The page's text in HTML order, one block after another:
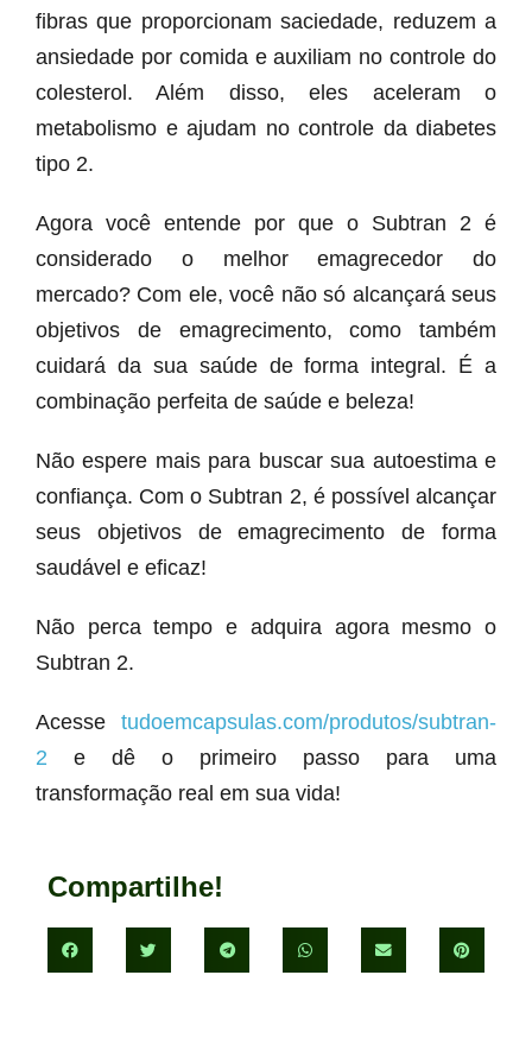
fibras que proporcionam saciedade, reduzem a
ansiedade por comida e auxiliam no controle do
colesterol. Além disso, eles aceleram o
metabolismo e ajudam no controle da diabetes
tipo 2.
Agora você entende por que o Subtran 2 é
considerado o melhor emagrecedor do
mercado? Com ele, você não só alcançará seus
objetivos de emagrecimento, como também
cuidará da sua saúde de forma integral. É a
combinação perfeita de saúde e beleza!
Não espere mais para buscar sua autoestima e
confiança. Com o Subtran 2, é possível alcançar
seus objetivos de emagrecimento de forma
saudável e eficaz!
Não perca tempo e adquira agora mesmo o
Subtran 2.
Acesse tudoemcapsulas.com/produtos/subtran-
2 e dê o primeiro passo para uma
transformação real em sua vida!
Compartilhe!